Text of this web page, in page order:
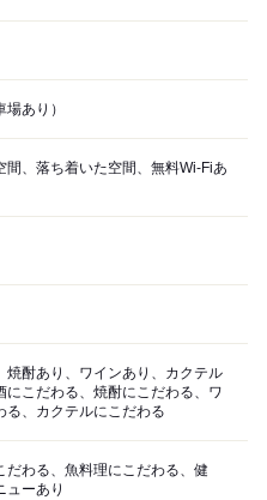
あり）
間、落ち着いた空間、無料Wi-Fiあ
焼酎あり、ワインあり、カクテル
にこだわる、焼酎にこだわる、ワ
る、カクテルにこだわる
だわる、魚料理にこだわる、健
ューあり